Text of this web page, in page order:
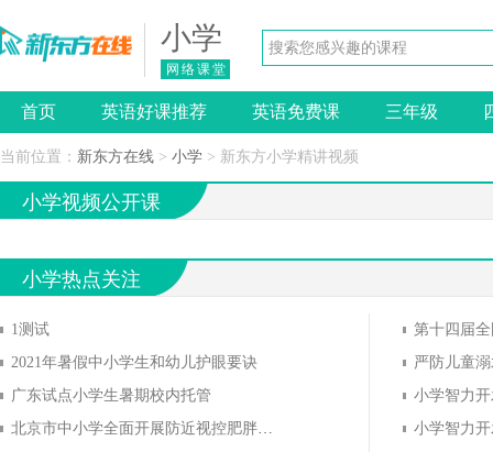
小学
网络课堂
首页 英语好课推荐 英语免费课 三年级
当前位置： 新东方在线 > 小学 > 新东方小学精讲视频
小学视频公开课
小学热点关注
1测试
2021年暑假中小学生和幼儿护眼要诀
广东试点小学生暑期校内托管
北京市中小学全面开展防近视控肥胖活动
严防儿童
小学智力